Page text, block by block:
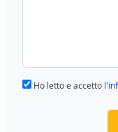
Ho letto e accetto